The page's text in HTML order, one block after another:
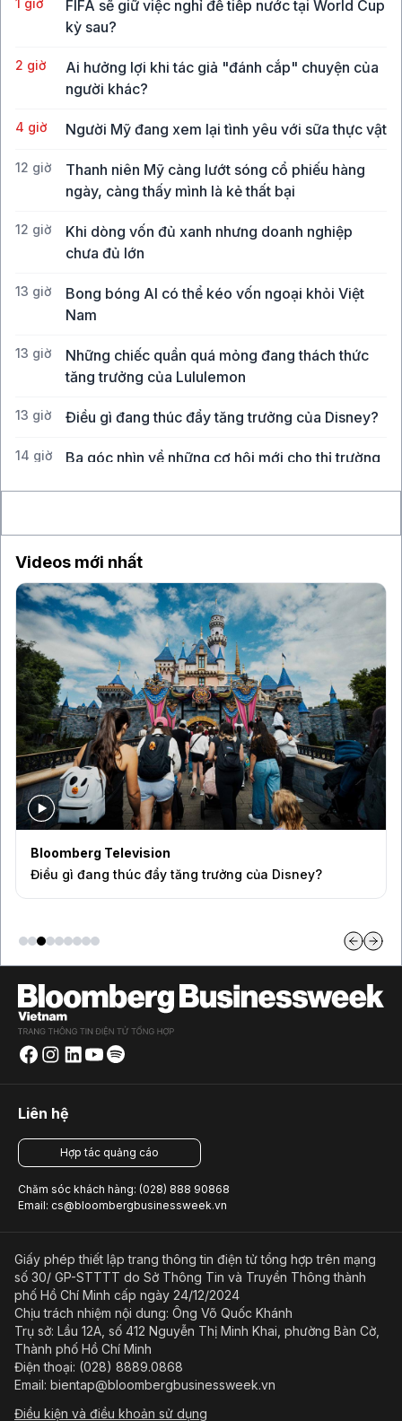
1 giờ
FIFA sẽ giữ việc nghỉ để tiếp nước tại World Cup
kỳ sau?
2 giờ
Ai hưởng lợi khi tác giả "đánh cắp" chuyện của
người khác?
4 giờ Người Mỹ đang xem lại tình yêu với sữa thực vật
12 giờ
Thanh niên Mỹ càng lướt sóng cổ phiếu hàng
ngày, càng thấy mình là kẻ thất bại
12 giờ
Khi dòng vốn đủ xanh nhưng doanh nghiệp
chưa đủ lớn
13 giờ
Bong bóng AI có thể kéo vốn ngoại khỏi Việt
Nam
13 giờ
Những chiếc quần quá mỏng đang thách thức
tăng trưởng của Lululemon
13 giờ Điều gì đang thúc đẩy tăng trưởng của Disney?
14 giờ
Ba góc nhìn về những cơ hội mới cho thị trường
Videos mới nhất
Bloomberg Television
Điều gì đang thúc đẩy tăng trưởng của Disney?
Liên hệ
Hợp tác quảng cáo
Chăm sóc khách hàng: (028) 888 90868
Email: cs@bloombergbusinessweek.vn
Giấy phép thiết lập trang thông tin điện tử tổng hợp trên mạng
số 30/ GP-STTTT do Sở Thông Tin và Truyền Thông thành
phố Hồ Chí Minh cấp ngày 24/12/2024
Chịu trách nhiệm nội dung: Ông Võ Quốc Khánh
Trụ sở: Lầu 12A, số 412 Nguyễn Thị Minh Khai, phường Bàn Cờ,
Thành phố Hồ Chí Minh
Điện thoại: (028) 8889.0868
Email: bientap@bloombergbusinessweek.vn
Điều kiện và điều khoản sử dụng